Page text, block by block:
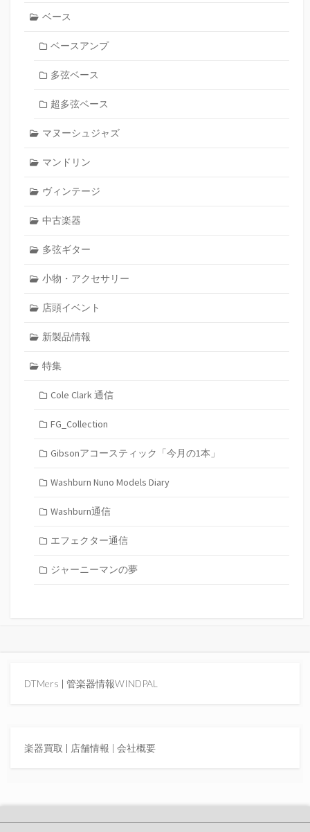
ベース
ベースアンプ
多弦ベース
超多弦ベース
マヌーシュジャズ
マンドリン
ヴィンテージ
中古楽器
多弦ギター
小物・アクセサリー
店頭イベント
新製品情報
特集
Cole Clark 通信
FG_Collection
Gibsonアコースティック「今月の1本」
Washburn Nuno Models Diary
Washburn通信
エフェクター通信
ジャーニーマンの夢
DTMers | 管楽器情報WINDPAL
楽器買取 | 店舗情報 | 会社概要